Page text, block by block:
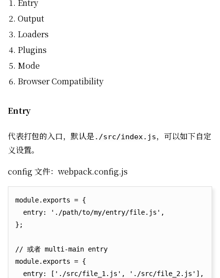
Entry
Output
Loaders
Plugins
Mode
Browser Compatibility
Entry
代表打包的入口，默认是 ./src/index.js，可以如下自定
义设置。
config 文件：webpack.config.js
module.exports = {
  entry: './path/to/my/entry/file.js',
};
// 或者 multi-main entry
module.exports = {
  entry: ['./src/file_1.js', './src/file_2.js'],